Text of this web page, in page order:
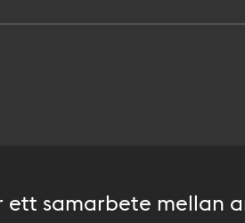
ett samarbete mellan